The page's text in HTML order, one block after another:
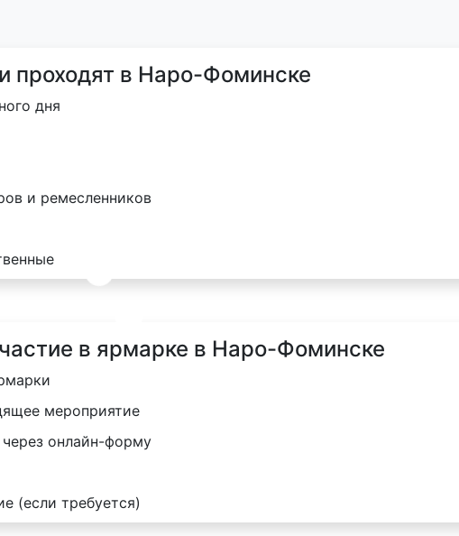
проходят в Наро-Фоминске
дня
и ремесленников
в ярмарке в Наро-Фоминске
мероприятие
онлайн-форму
(если требуется)